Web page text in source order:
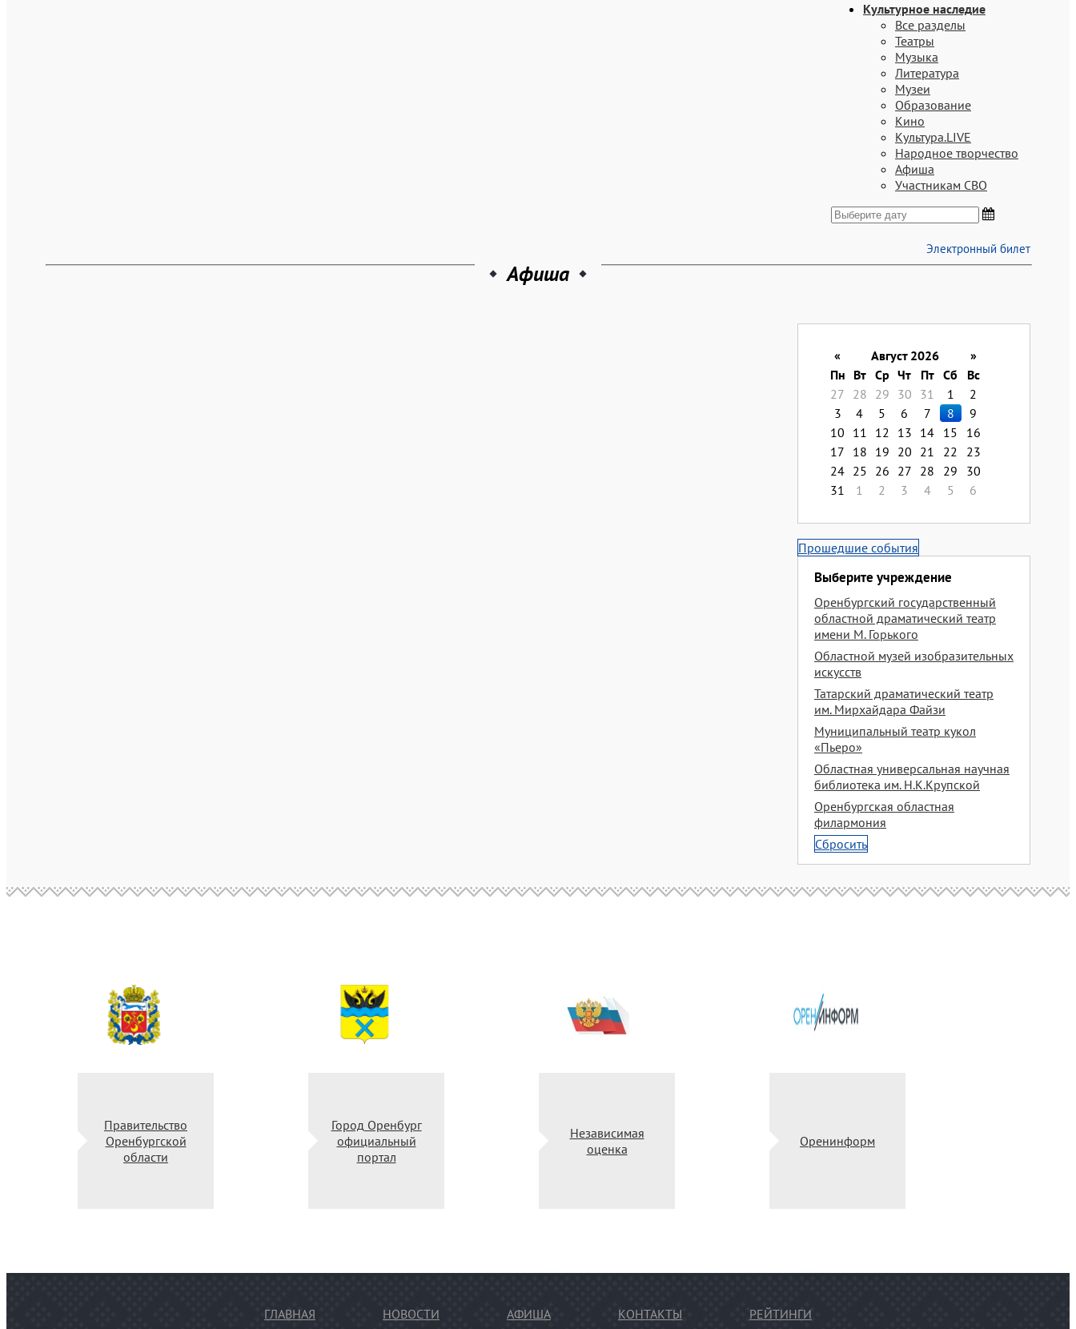
Культурное наследие
Все разделы
Театры
Музыка
Литература
Музеи
Образование
Кино
Культура.LIVE
Народное творчество
Aфиша
Участникам СВО
Электронный билет
Афиша
« Август 2026
»
Пн Вт Ср Чт Пт Сб
Вс
27 28 29 30 31 1
2
3
4 5 6 7 8
9
10 11 12 13 14 15
16
17 18 19 20 21 22
23
24 25 26 27 28 29
30
31
1 2 3 4 5 6
Прошедшие события
Выберите учреждение
Оренбургский государственный
областной драматический театр
имени М. Горького
Областной музей изобразительных
искусств
Татарский драматический театр
им. Мирхайдара Файзи
Муниципальный театр кукол
«Пьеро»
Областная универсальная научная
библиотека им. Н.К.Крупской
Оренбургская областная
филармония
Сбросить
Правительство
Оренбургской
области
Город Оренбург
официальный
портал
Независимая
оценка
Оренинформ
ГЛАВНАЯ НОВОСТИ АФИША КОНТАКТЫ РЕЙТИНГИ